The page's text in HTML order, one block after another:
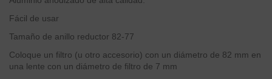
Fácil de usar
Tamaño de anillo reductor 82-77
Coloque un filtro (u otro accesorio) con un diámetro de 82 mm en
una lente con un diámetro de filtro de 7 mm